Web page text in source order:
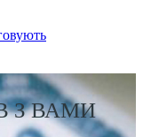
З ВАМИ